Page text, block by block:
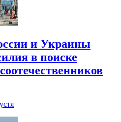
и Украины
в поиске